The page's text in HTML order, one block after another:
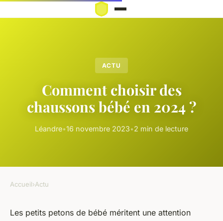
ACTU
Comment choisir des
chaussons bébé en 2024 ?
Léandre•16 novembre 2023•2 min de lecture
Accueil›Actu
Les petits petons de bébé méritent une attention